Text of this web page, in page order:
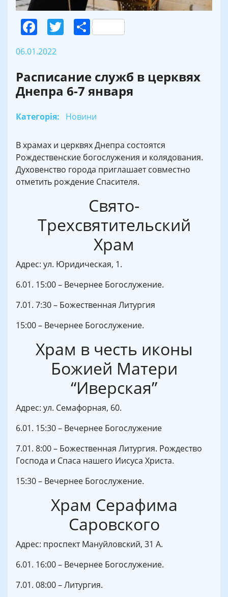
Facebook
Twitter
Поділитися
06.01.2022
Расписание служб в церквях
Днепра 6-7 января
Категорія: Новини
В храмах и церквях Днепра состоятся
Рождественские богослужения и колядования.
Духовенство города приглашает совместно
отметить рождение Спасителя.
Свято-
Трехсвятительский
Храм
Адрес: ул. Юридическая, 1.
6.01. 15:00 – Вечернее Богослужение.
7.01. 7:30 – Божественная Литургия
15:00 – Вечернее Богослужение.
Храм в честь иконы
Божией Матери
“Иверская”
Адрес: ул. Семафорная, 60.
6.01. 15:30 – Вечернее Богослужение
7.01. 8:00 – Божественная Литургия. Рождество
Господа и Спаса нашего Иисуса Христа.
15:30 – Вечернее Богослужение.
Храм Серафима
Саровского
Адрес: проспект Мануйловский, 31 А.
6.01. 16:00 – Вечернее Богослужение.
7.01. 08:00 – Литургия.